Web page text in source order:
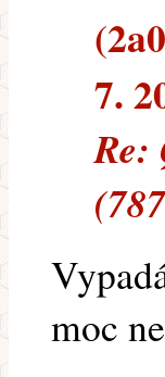
7.
Re:
moc